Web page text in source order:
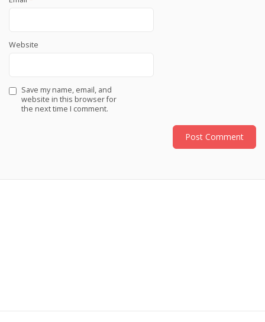
Website
Save my name, email, and
website in this browser for
the next time I comment.